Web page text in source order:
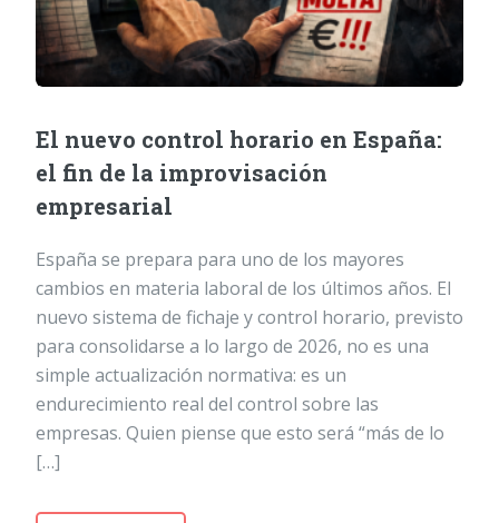
El nuevo control horario en España:
el fin de la improvisación
empresarial
España se prepara para uno de los mayores
cambios en materia laboral de los últimos años. El
nuevo sistema de fichaje y control horario, previsto
para consolidarse a lo largo de 2026, no es una
simple actualización normativa: es un
endurecimiento real del control sobre las
empresas. Quien piense que esto será “más de lo
[…]